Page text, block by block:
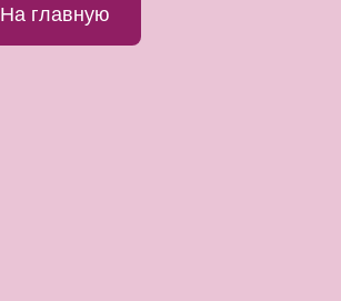
На главную